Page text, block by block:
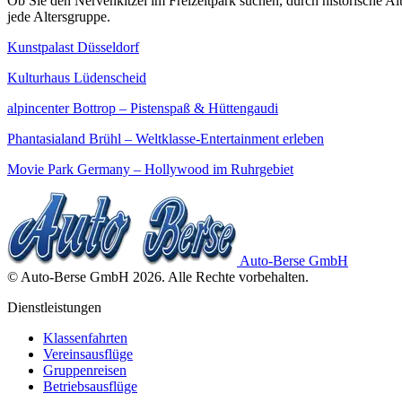
jede Altersgruppe.
Kunstpalast Düsseldorf
Kulturhaus Lüdenscheid
alpincenter Bottrop – Pistenspaß & Hüttengaudi
Phantasialand Brühl – Weltklasse-Entertainment erleben
Movie Park Germany – Hollywood im Ruhrgebiet
Auto-Berse GmbH
© Auto-Berse GmbH 2026. Alle Rechte vorbehalten.
Dienstleistungen
Klassenfahrten
Vereinsausflüge
Gruppenreisen
Betriebsausflüge